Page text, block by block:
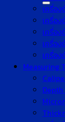
เครื่อ
เครื่อ
เครื่อ
เครื่อ
เครื่อ
Measuring